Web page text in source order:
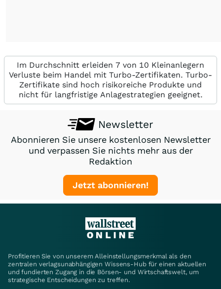
Im Durchschnitt erleiden 7 von 10 Kleinanlegern
Verluste beim Handel mit Turbo-Zertifikaten. Turbo-
Zertifikate sind hoch risikoreiche Produkte und
nicht für langfristige Anlagestrategien geeignet.
Newsletter
Abonnieren Sie unsere kostenlosen Newsletter
und verpassen Sie nichts mehr aus der
Redaktion
Jetzt abonnieren!
Profitieren Sie von unserem Alleinstellungsmerkmal als den
zentralen verlagsunabhängigen Wissens-Hub für einen aktuellen
und fundierten Zugang in die Börsen- und Wirtschaftswelt, um
strategische Entscheidungen zu treffen.